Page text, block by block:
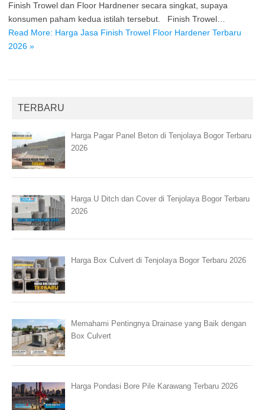
Finish Trowel dan Floor Hardnener secara singkat, supaya
konsumen paham kedua istilah tersebut. Finish Trowel…
Read More: Harga Jasa Finish Trowel Floor Hardener Terbaru
2026 »
TERBARU
Harga Pagar Panel Beton di Tenjolaya Bogor Terbaru
2026
Harga U Ditch dan Cover di Tenjolaya Bogor Terbaru
2026
Harga Box Culvert di Tenjolaya Bogor Terbaru 2026
Memahami Pentingnya Drainase yang Baik dengan
Box Culvert
Harga Pondasi Bore Pile Karawang Terbaru 2026